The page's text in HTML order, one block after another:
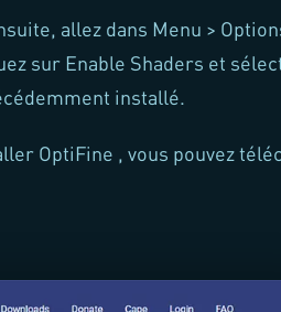
allez dans Menu >
sur Enable Shaders et
installé.
OptiFine , vous pouvez